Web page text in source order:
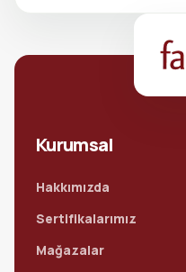
Kurumsal
Hakkımızda
Sertifikalarımız
Mağazalar